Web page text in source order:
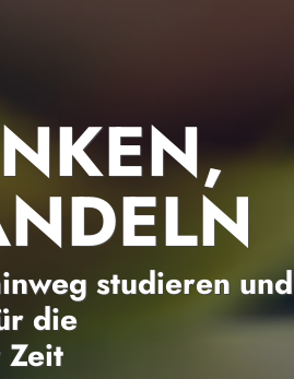
studieren und
die
Zeit